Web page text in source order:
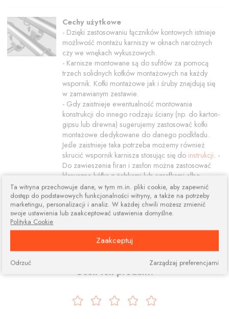
Cechy użytkowe
- Dzięki zastosowaniu łączników kontowych istnieje
możliwość montażu karniszy w oknach narożnych
czy we wnękach wykuszowych.
- Karnisze montowane są do sufitów za pomocą
trzech solidnych kołków montażowych na każdy
wspornik. Kołki montażowe jak i śruby znajdują się
w zamawianym zestawie.
- Gdy zaistnieje ewentualność montowania
konstrukcji do innego rodzaju ściany (np. do karton-
gipsu lub drewna) sugerujemy zastosować kołki
montażowe dedykowane do danego podkładu.
Jeśle zaistnieje taka potrzeba możemy również
skrucić wspornik karnisza stosując się do instrukcji. -
Do zawieszenia firan i zasłon można zastosować
klasyczne kółka z żabkami lub agrafkami albo
specjalne "ciche" kółka wyłożone od wewnątrz
wkładką silikonową powodującą ciche poruszanie
się firan i mniejsze tarcie - co pozytywnie wpływa na
trwałość profilu.
Jeśli potrzebujesz karniszy na zasłonę i firanę polecamy również inne
karnisze podwójne>>
Oceń ten produkt:
Ta witryna przechowuje dane, w tym m.in. pliki cookie, aby zapewnić
dostęp do podstawowych funkcjonalności witryny, a także na potrzeby
marketingu, personalizacji i analiz. W każdej chwili możesz zmienić
swoje ustawienia lub zaakceptować ustawienia domyślne.
Polityka Cookie
Zaakceptuj
Zarządzaj preferencjami
Odrzuć